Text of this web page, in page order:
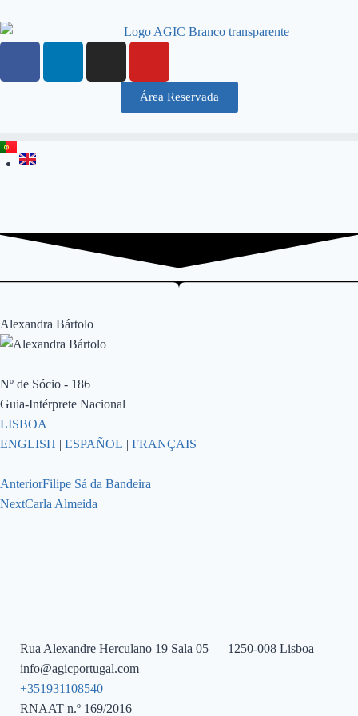
Área Reservada
Alexandra Bártolo
Nº de Sócio - 186
Guia-Intérprete Nacional
LISBOA
ENGLISH | ESPAÑOL | FRANÇAIS
AnteriorFilipe Sá da Bandeira
NextCarla Almeida
Rua Alexandre Herculano 19 Sala 05 — 1250-008 Lisboa
info@agicportugal.com
+351931108540
RNAAT n.º 169/2016